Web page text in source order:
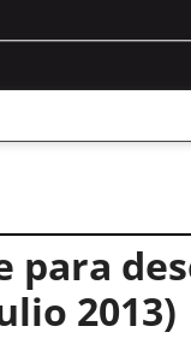
2013)